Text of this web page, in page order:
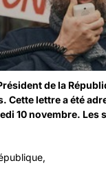
de la
Cette lettre a été
10 novembre.